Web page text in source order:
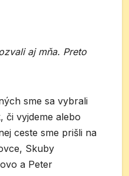
aj mňa. Preto
sme sa vybrali
či vyjdeme alebo
ceste sme prišli na
Skuby
a Peter